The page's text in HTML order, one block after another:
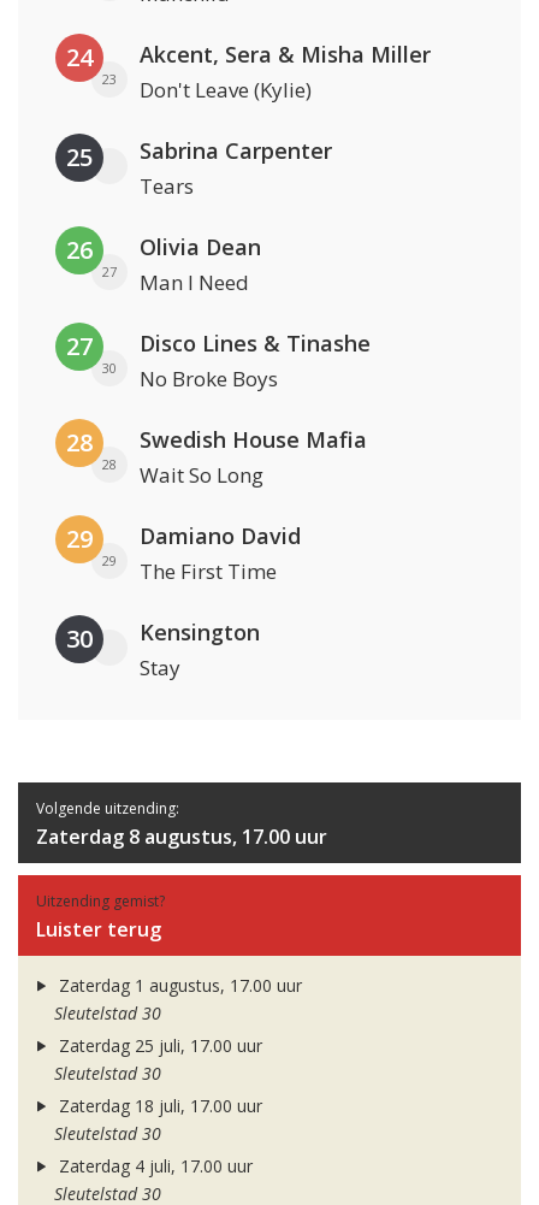
24
23
Akcent, Sera & Misha Miller
Don't Leave (Kylie)
25 Sabrina Carpenter
Tears
26
27
Olivia Dean
Man I Need
27
30
Disco Lines & Tinashe
No Broke Boys
28
28
Swedish House Mafia
Wait So Long
29
29
Damiano David
The First Time
30 Kensington
Stay
Volgende uitzending:
Zaterdag 8 augustus, 17.00 uur
Uitzending gemist?
Luister terug
Zaterdag 1 augustus, 17.00 uur
Sleutelstad 30
Zaterdag 25 juli, 17.00 uur
Sleutelstad 30
Zaterdag 18 juli, 17.00 uur
Sleutelstad 30
Zaterdag 4 juli, 17.00 uur
Sleutelstad 30